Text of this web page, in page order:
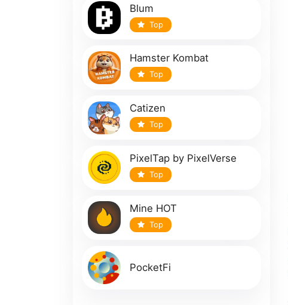
Blum
Top
Hamster Kombat
Top
Catizen
Top
PixelTap by PixelVerse
Top
Mine HOT
Top
PocketFi